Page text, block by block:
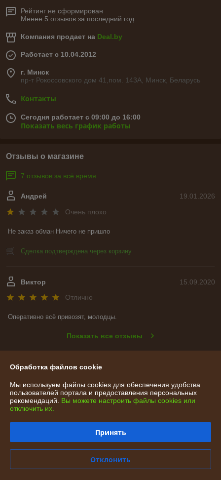
Рейтинг не сформирован
Менее 5 отзывов за последний год
Компания продает на Deal.by
Работает с 10.04.2012
г. Минск
пр-т Рокоссовского дом 41,пом. 143А, Минск, Беларусь
Контакты
Сегодня работает с 09:00 до 16:00
Показать весь график работы
Отзывы о магазине
7 отзывов за всё время
19.01.2026
Андрей
Очень плохо
Не заказ обман Ничего не пришло
Сделка подтверждена через корзину
15.09.2020
Виктор
Отлично
Оперативно всё привозят, молодцы.
Показать все отзывы
О нас
Контакты
Обработка файлов cookie
Мы используем файлы cookies для обеспечения удобства
пользователей портала и предоставления персональных
рекомендаций. Вы можете настроить файлы cookies или
отключить их.
Принять
Отклонить